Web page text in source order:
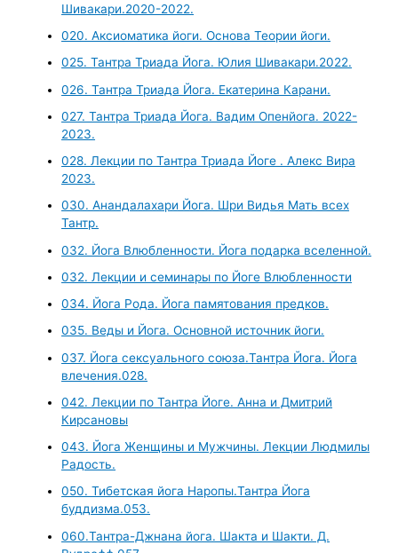
Шивакари.2020-2022.
020. Аксиоматика йоги. Основа Теории йоги.
025. Тантра Триада Йога. Юлия Шивакари.2022.
026. Тантра Триада Йога. Екатерина Карани.
027. Тантра Триада Йога. Вадим Опенйога. 2022-
2023.
028. Лекции по Тантра Триада Йоге . Алекс Вира
2023.
030. Анандалахари Йога. Шри Видья Мать всех
Тантр.
032. Йога Влюбленности. Йога подарка вселенной.
032. Лекции и семинары по Йоге Влюбленности
034. Йога Рода. Йога памятования предков.
035. Веды и Йога. Основной источник йоги.
037. Йога сексуального союза.Тантра Йога. Йога
влечения.028.
042. Лекции по Тантра Йоге. Анна и Дмитрий
Кирсановы
043. Йога Женщины и Мужчины. Лекции Людмилы
Радость.
050. Тибетская йога Наропы.Тантра Йога
буддизма.053.
060.Тантра-Джнана йога. Шакта и Шакти. Д.